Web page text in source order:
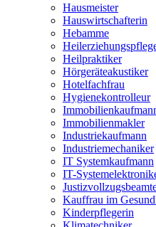
Hausmeister
Hauswirtschafterin
Hebamme
Heilpraktiker
Hörgeräteakustiker
Hotelfachfrau
Hygienekontrolleur
Immobilienmakler
Industriekaufmann
Industriemechaniker
IT Systemkaufmann
IT-
Kauffrau im
Kinderpflegerin